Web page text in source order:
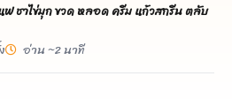
ฟ ชาไข่มุก ขวด หลอด ครีม แก้วสกรีน ตลับ
อ่าน ~2 นาที